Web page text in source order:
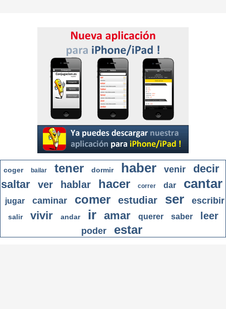
coger bailar tener dormir haber venir
decir
saltar
ver hablar hacer correr dar cantar
jugar caminar comer estudiar ser escribir
salir vivir andar ir amar querer saber leer
poder estar